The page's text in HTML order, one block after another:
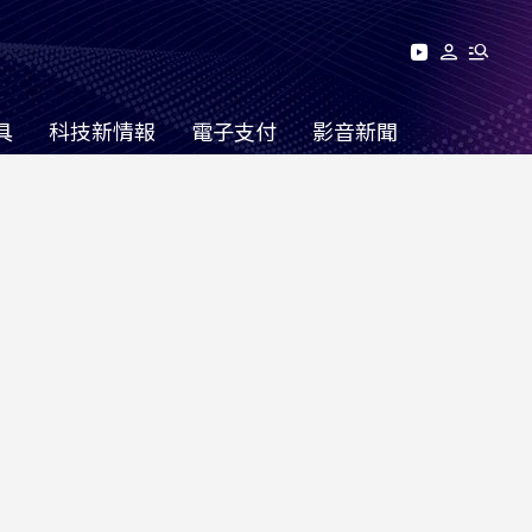
科技新情報 電子支付 影音新聞